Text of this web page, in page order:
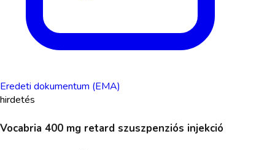
Eredeti dokumentum (EMA)
hirdetés
Vocabria 400 mg retard szuszpenziós injekció